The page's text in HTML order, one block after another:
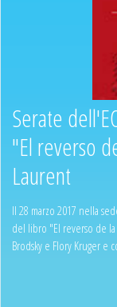
Serate
"El reverso
Laurent
Il 28 marzo 2017 nella
del libro "El reverso de
Brodsky e Flory Kruger e